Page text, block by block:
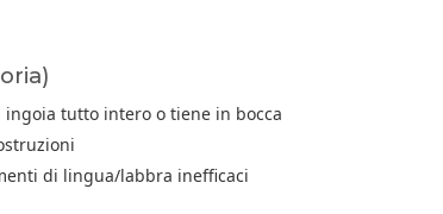
ingoia tutto intero o tiene in bocca
di lingua/labbra inefficaci